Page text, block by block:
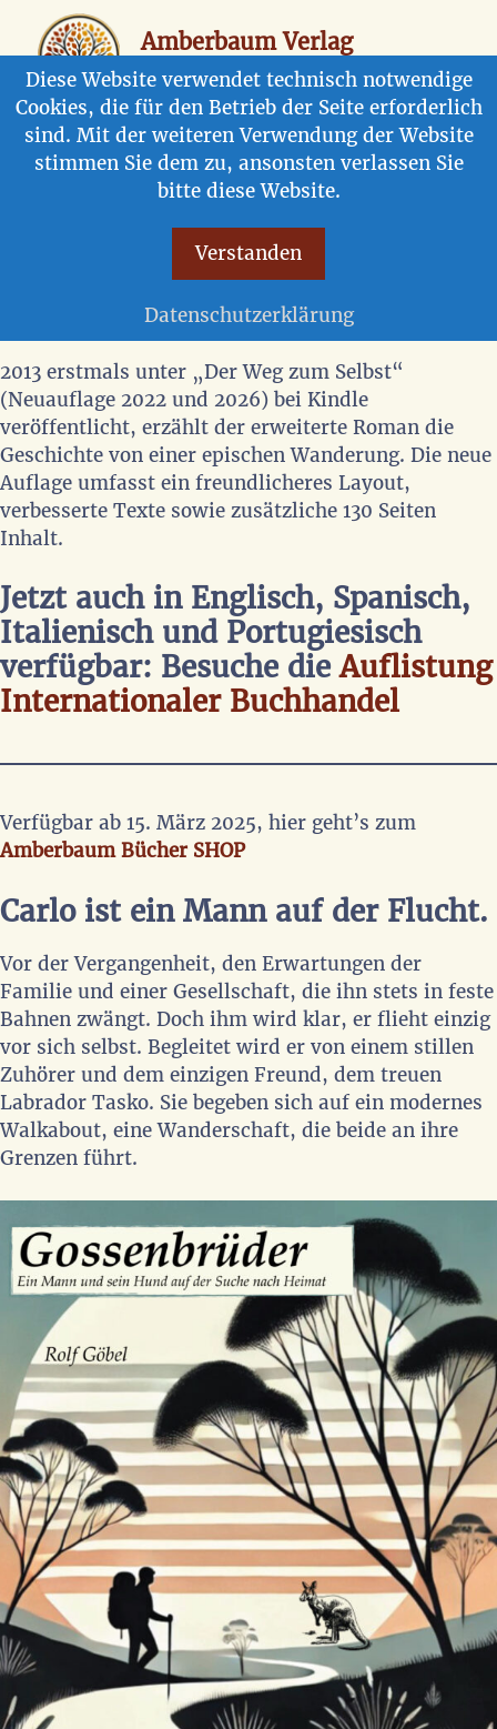
Inhalt
springen
Amberbaum Verlag
Blattwerke aus Lebensgeschichten
Gossenbrüder – Ein Mann und
sein Hund auf der Suche nach
Roman von Rolf Göbel
2013 erstmals unter „Der Weg zum Selbst“
(Neuauflage 2022 und 2026) bei Kindle
veröffentlicht, erzählt der erweiterte Roman die
Geschichte von einer epischen Wanderung. Die neue
Auflage umfasst ein freundlicheres Layout,
verbesserte Texte sowie zusätzliche 130 Seiten
Inhalt.
Jetzt auch in Englisch, Spanisch,
Italienisch und Portugiesisch
verfügbar: Besuche dieAuflistung
Internationaler Buchhandel
Verfügbar ab 15. März 2025, hier geht’s zum
Amberbaum Bücher SHOP
Carlo ist ein Mann auf der Flucht.
Vor der Vergangenheit, den Erwartungen der
Familie und einer Gesellschaft, die ihn stets in feste
Bahnen zwängt. Doch ihm wird klar, er flieht einzig
vor sich selbst. Begleitet wird er von einem stillen
Zuhörer und dem einzigen Freund, dem treuen
Labrador Tasko. Sie begeben sich auf ein modernes
Walkabout, eine Wanderschaft, die beide an ihre
Grenzen führt.
Diese Website verwendet technisch notwendige
Cookies, die für den Betrieb der Seite erforderlich
sind. Mit der weiteren Verwendung der Website
stimmen Sie dem zu, ansonsten verlassen Sie
bitte diese Website.
Verstanden
Datenschutzerklärung